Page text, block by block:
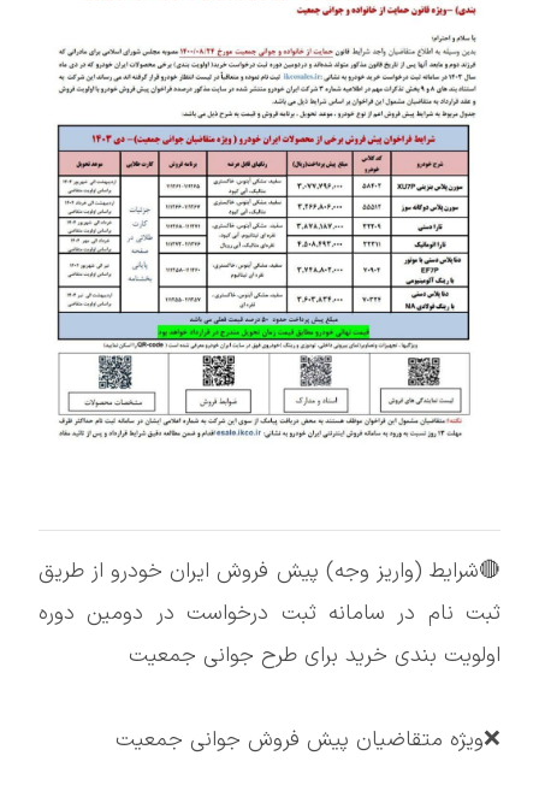
🔴شرایط (واریز وجه) پیش فروش ایران خودرو از طریق
ثبت نام در سامانه ثبت درخواست در دومین دوره
اولویت بندی خرید برای طرح جوانی جمعیت
❌ویژه متقاضیان پیش فروش جوانی جمعیت